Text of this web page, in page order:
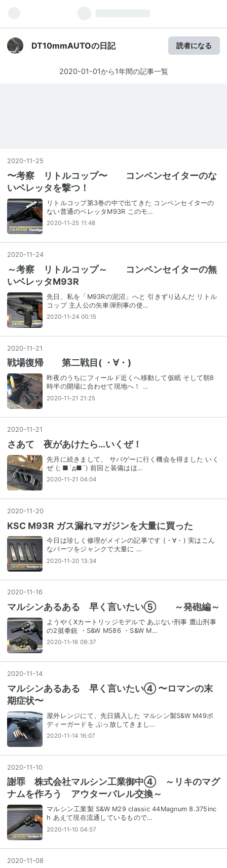
DT10mmAUTOの日記 読者になる
2020-01-01から1年間の記事一覧
2020-11 -25
〜考察 リトルコップ〜 コンペンセイターのな
いベレッタを撃つ！
リトルコップ第3巻の中で出てきた コンペンセイターの
ない普通のベレッタM93R このモ…
2020-11-25 11:48
2020-11 -24
～考察 リトルコップ～ コンペンセイターの無
いベレッタM93R
先日、私を「M93Rの泥沼」へと 引きずり込んだ リトル
コップ 主人公の矢車弾刑事の使…
2020-11-24 00:15
2020-11-21
戦場復帰 第二戦目( ・∀・)
昨夜のうちにフィールド近くへ移動して仮眠 そして朝8
時半の開場に合わせて現地へ！ …
2020-11-21 21:25
2020-11 -21
さあて 夜があけたら…いくぜ！
先月に続きまして、 サバゲーに行く機会を得ました いく
ぜ (; ■`д■´) 前回と装備はほ…
2020-11-21 04:04
2020-11 -20
KSC M93R ガス漏れマガジンを大量に買った
今日は珍しく修理がメインの記事です (・∀・) 実はこん
なパーツをジャンクで大量に …
2020-11-20 13:34
2020-11 -16
マルシンあるある 早く言いたい⑤ ～発砲編～
ようやくXカートリッジモデルで あぶない刑事 鷹山刑事
の2挺拳銃 ・S&W M586 ・S&W M…
2020-11-16 09:37
2020-11 -14
マルシンあるある 早く言いたい④ 〜ロマンの末
期症状〜
屋外レンジにて、先日購入した マルシン製S&W M49ボ
ディーガードを ぶっ放してきまし…
2020-11-14 16:07
2020-11-10
謝罪 株式会社マルシン工業御中④ ～リキのマグ
ナムを作ろう アウターバレル交換～
マルシン工業製 S&W M29 classic 44Magnum 8.375inc
h あえて現在流通しているもので…
2020-11-10 04:57
2020-11 -08